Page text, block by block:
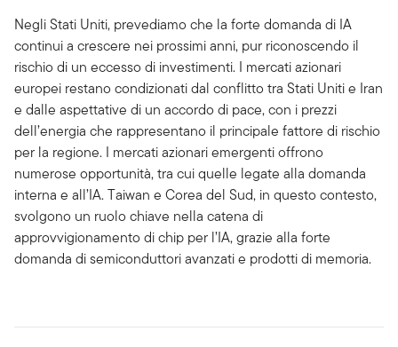
Negli Stati Uniti, prevediamo che la forte domanda di IA
continui a crescere nei prossimi anni, pur riconoscendo il
rischio di un eccesso di investimenti. I mercati azionari
europei restano condizionati dal conflitto tra Stati Uniti e Iran
e dalle aspettative di un accordo di pace, con i prezzi
dell’energia che rappresentano il principale fattore di rischio
per la regione. I mercati azionari emergenti offrono
numerose opportunità, tra cui quelle legate alla domanda
interna e all’IA. Taiwan e Corea del Sud, in questo contesto,
svolgono un ruolo chiave nella catena di
approvvigionamento di chip per l’IA, grazie alla forte
domanda di semiconduttori avanzati e prodotti di memoria.